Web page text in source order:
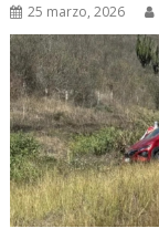
25 marzo, 2026